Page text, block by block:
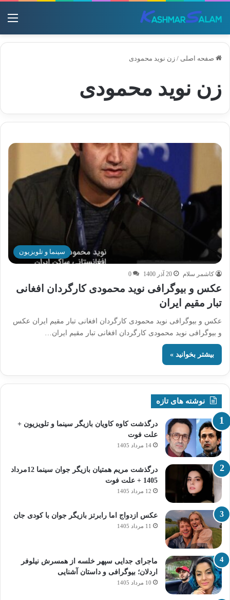
صفحه اصلی / زن نوید محمودی
زن نوید محمودی
سینما و تلویزیون
کاشمر سلام 20 آذر 1400 0
عکس و بیوگرافی نوید محمودی کارگردان افغانی
تبار مقیم ایران
عکس و بیوگرافی نوید محمودی کارگردان افغانی تبار مقیم ایران عکس
و بیوگرافی نوید محمودی کارگردان افغانی تبار مقیم ایران…
بیشتر بخوانید »
نوشته های تازه
درگذشت کاوه کاویان بازیگر سینما و تلویزیون +
علت فوت
14 مرداد 1405
درگذشت مریم همتیان بازیگر جوان سینما 12مرداد
1405 + علت فوت
12 مرداد 1405
عکس ازدواج اما رابرتز بازیگر جوان با کودی جان
11 مرداد 1405
ماجرای جدایی سپهر خلسه از همسرش نیلوفر
اردلان؛ بیوگرافی و داستان آشنایی
10 مرداد 1405